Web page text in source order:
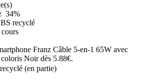
34%
recyclé
cours
(en partie)